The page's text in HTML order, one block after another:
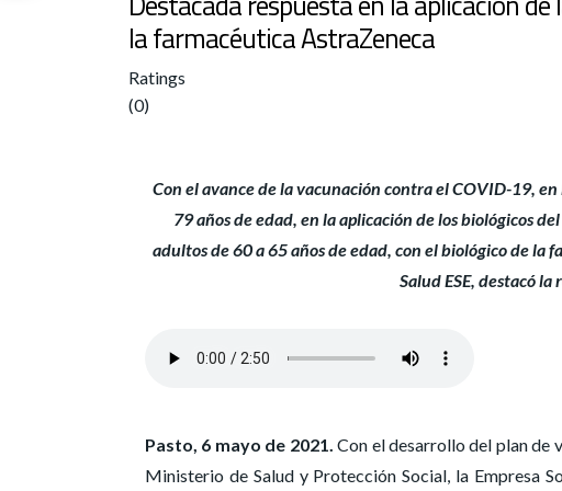
la farmacéutica AstraZeneca
Ratings
(0)
Con el avance de la vacunación contra el COVID-19,
79 años de edad, en la aplicación de los biológicos
adultos de 60 a 65 años de edad, con el biológico de la
Salud ESE, destacó
Pasto, 6 mayo de 2021. Con el desarrollo del plan de
Ministerio de Salud y Protección Social, la Empresa